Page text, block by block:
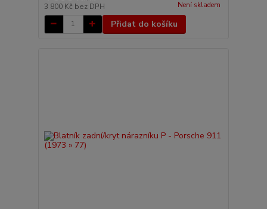
3 800 Kč bez DPH Není skladem
Přidat do košíku